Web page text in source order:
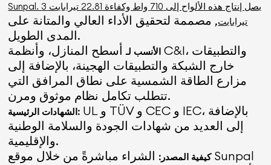
Sunpal. يصل إنتاج هذه الألواح إلى 710 واط وكفاءة 22.81 تيرابايت 3
تيرابايت, مصممة لتحقيق الأداء العالي والمتانة على
المدى الطويل.
الأنسب لـأسطح المنازل، وأنظمة C&I، والتطبيقات
خارج الشبكة والتطبيقات الهجينة، بالإضافة إلى
مزارع الطاقة الشمسية على نطاق المرافق التي
تتطلب تكامل نظام موثوق ومرن.
الشهادات الرئيسية: UL و TÜV و CEC و IEC، بالإضافة
إلى العديد من شهادات الجودة والسلامة الوطنية
والإقليمية.
كيفية المصدر: الشراء مباشرةً من خلال موقع Sunpal